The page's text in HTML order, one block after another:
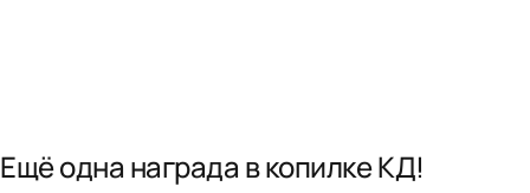
Ещё одна награда в копилке КД!